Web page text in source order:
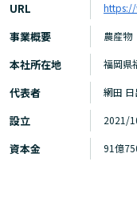
URL
事業概要 農産物
本社所在地 福岡県
代表者 網田 日
設立 2021/
資本金 91億